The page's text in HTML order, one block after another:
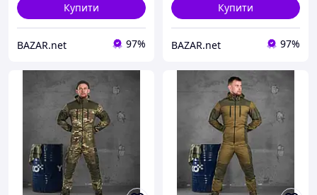
Купити
BAZAR.net 97%
Купити
BAZAR.net 97%